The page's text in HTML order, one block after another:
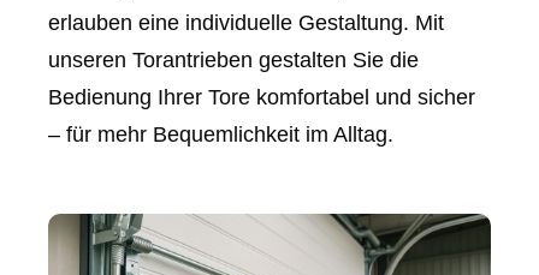
erlauben eine individuelle Gestaltung. Mit
unseren Torantrieben gestalten Sie die
Bedienung Ihrer Tore komfortabel und sicher
– für mehr Bequemlichkeit im Alltag.